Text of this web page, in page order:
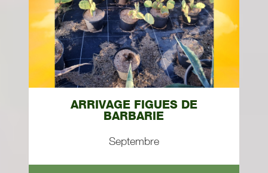
ARRIVAGE FIGUES DE
BARBARIE
Septembre